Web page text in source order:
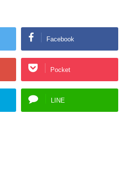
Facebook
Pocket
LINE